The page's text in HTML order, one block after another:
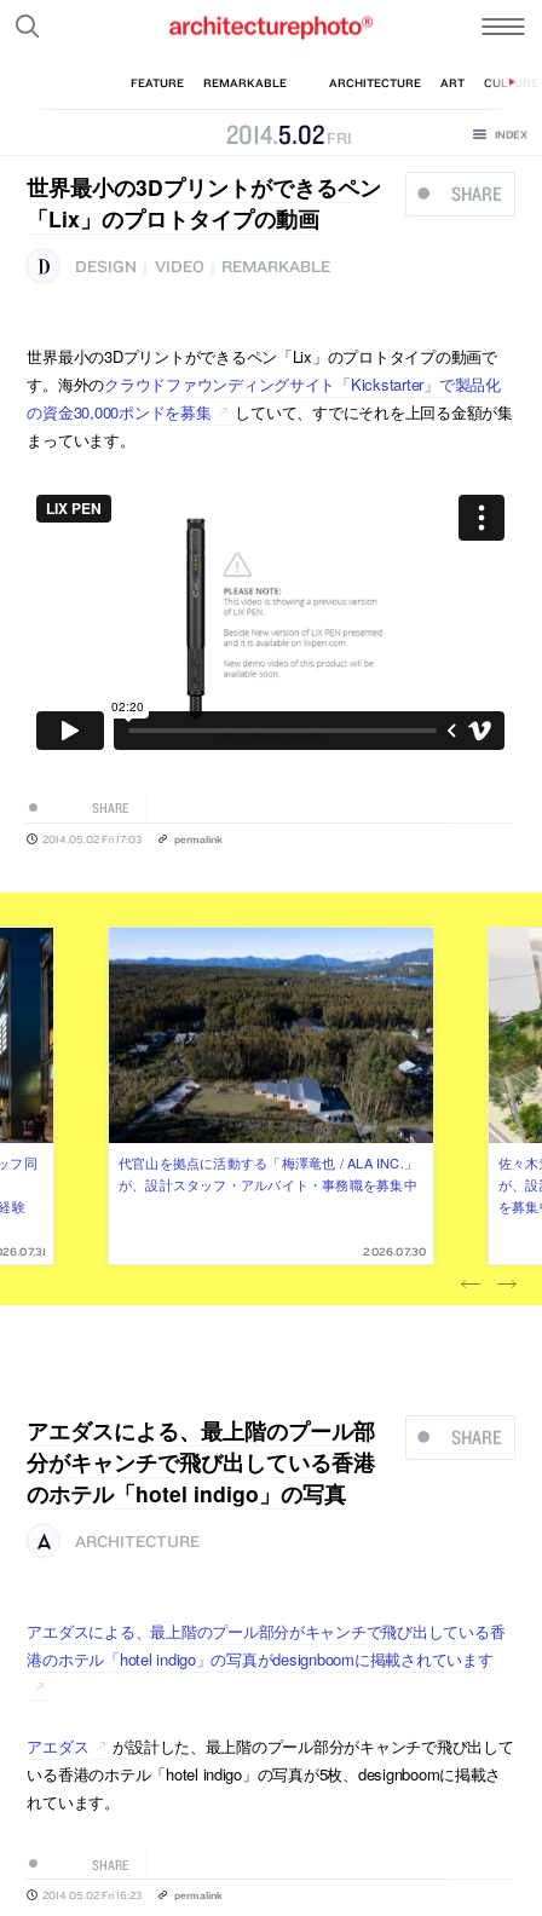
2014.5.02 FRI
SHARE
世界最小の3Dプリントができるペン
「Lix」のプロトタイプの動画
DESIGN VIDEO REMARKABLE
世界最小の3Dプリントができるペン「Lix」のプロトタイプの動画で
す。海外のクラウドファウンディングサイト「Kickstarter」で製品化
の資金30,000ポンドを募集
していて、すでにそれを上回る金額が集
まっています。
SHARE
2014.05.02 Fri 17:03 permalink
フ同
験
代官山を拠点に活動する「梅澤竜也 / ALA INC.」
が、設計スタッフ・アルバイト・事務職を募集中
2026.07.30
佐々
が、
を募
SHARE
アエダスによる、最上階のプール部
分がキャンチで飛び出している香港
のホテル「hotel indigo」の写真
ARCHITECTURE
アエダスによる、最上階のプール部分がキャンチで飛び出している香
港のホテル「hotel indigo」の写真がdesignboomに掲載されています
アエダス
が設計した、最上階のプール部分がキャンチで飛び出して
いる香港のホテル「hotel indigo」の写真が5枚、designboomに掲載さ
れています。
SHARE
2014.05.02 Fri 16:23 permalink